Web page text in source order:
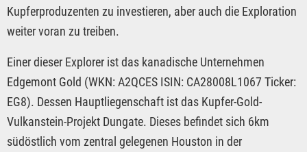
Kupferproduzenten zu investieren, aber auch die Exploration
weiter voran zu treiben.
Einer dieser Explorer ist das kanadische Unternehmen
Edgemont Gold (WKN: A2QCES ISIN: CA28008L1067 Ticker:
EG8). Dessen Hauptliegenschaft ist das Kupfer-Gold-
Vulkanstein-Projekt Dungate. Dieses befindet sich 6km
südöstlich vom zentral gelegenen Houston in der